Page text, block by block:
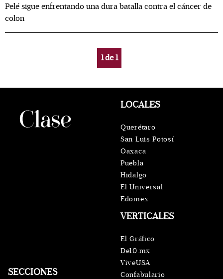
Pelé sigue enfrentando una dura batalla contra el cáncer de
colon
1de1
SECCIONES
VERTICALES
El Gráfico
De10.mx
ViveUSA
Confabulario
LOCALES
Querétaro
San Luis Potosí
Oaxaca
Puebla
Hidalgo
El Universal
Edomex